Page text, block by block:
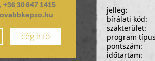
+36 30 647 1415
cég infó
jelleg:
bírálati kód:
szakterület:
program
pontszám:
időtartam: